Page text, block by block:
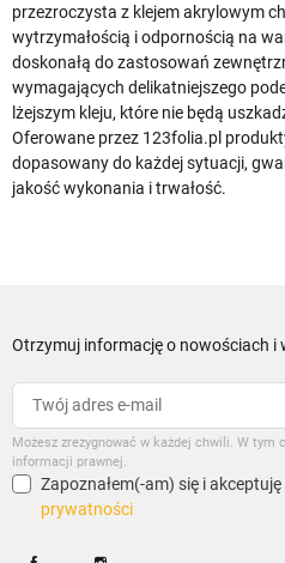
przezroczysta z klejem akrylowym
wytrzymałością i odpornością na
doskonałą do zastosowań
wymagających delikatniejszego
lżejszym kleju, które nie będą
Oferowane przez 123folia.pl
dopasowany do każdej sytuacji,
jakość wykonania i trwałość.
Otrzymuj informację o nowościach i
Możesz zrezygnować w każdej chwili. W tym
informacji prawnej.
Zapoznałem(-am) się i akceptuję
prywatności